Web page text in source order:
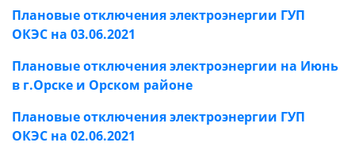
Плановые отключения электроэнергии ГУП
ОКЭС на 03.06.2021
Плановые отключения электроэнергии на Июнь
в г.Орске и Орском районе
Плановые отключения электроэнергии ГУП
ОКЭС на 02.06.2021